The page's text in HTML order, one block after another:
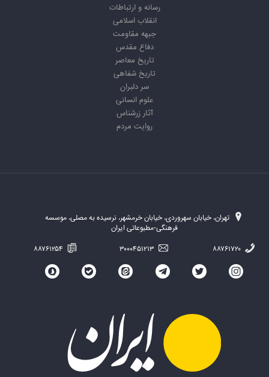
رسانه و ارتباطات
انقلاب اسلامی
جبهه مقاومت
دفاع مقدس
تاریخ معاصر
تاریخ شفاهی
سر دلبران
علوم انسانی
آثار زرشناس
روایت مردم
تهران، خیابان سهروردی، خیابان خرمشهر، نرسیده به مصلی، موسسه
فرهنگی-مطبوعاتی ایران